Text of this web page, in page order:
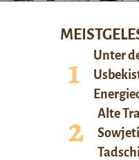
Unter
Alte